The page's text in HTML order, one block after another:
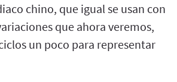
chino, que igual se usan con
que ahora veremos,
un poco para representar